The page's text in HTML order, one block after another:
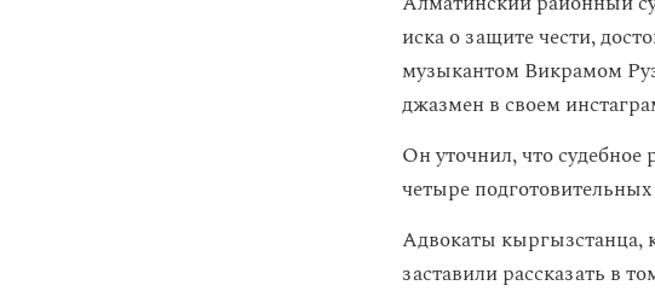
иска о защите чести,
музыкантом Викрамом
джазмен в своем
Он уточнил, что судебное
четыре
Адвокаты кыргызстанца,
заставили рассказать в